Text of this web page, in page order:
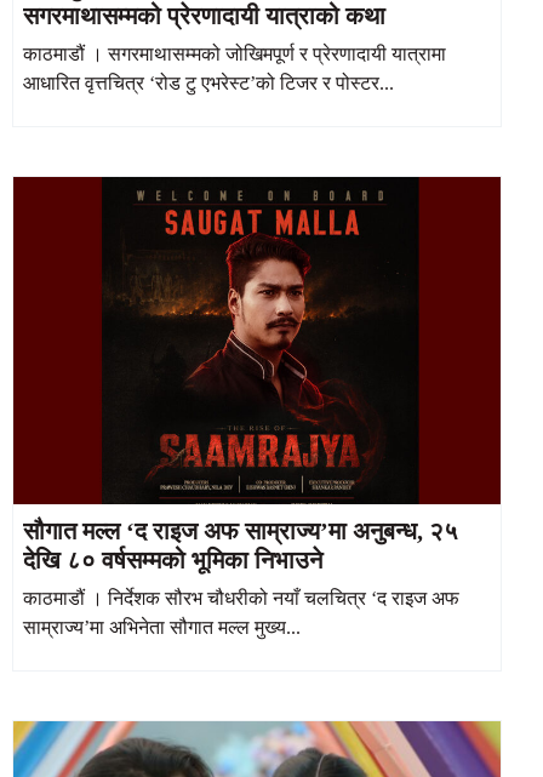
सगरमाथासम्मको प्रेरणादायी यात्राको कथा
काठमाडौं । सगरमाथासम्मको जोखिमपूर्ण र प्रेरणादायी यात्रामा
आधारित वृत्तचित्र ‘रोड टु एभरेस्ट’को टिजर र पोस्टर...
सौगात मल्ल ‘द राइज अफ साम्राज्य’मा अनुबन्ध, २५
देखि ८० वर्षसम्मको भूमिका निभाउने
काठमाडौं । निर्देशक सौरभ चौधरीको नयाँ चलचित्र ‘द राइज अफ
साम्राज्य’मा अभिनेता सौगात मल्ल मुख्य...